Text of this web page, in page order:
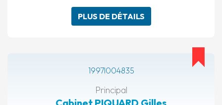
PLUS DE DÉTAILS
1997I004835
Principal